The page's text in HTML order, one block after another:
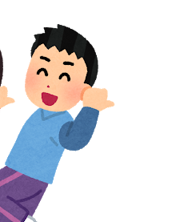
果ｗｗｗｗｗｗｗｗｗｗｗｗ